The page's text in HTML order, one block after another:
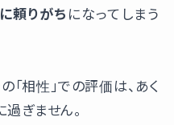
に頼りがち になってしまう
「相性」での評価は、あく
過ぎません。